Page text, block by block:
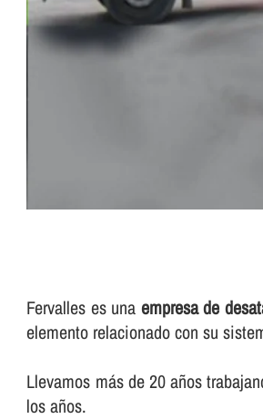
Fervalles es una empresa de
elemento relacionado con su
Llevamos más de 20 años
los años.